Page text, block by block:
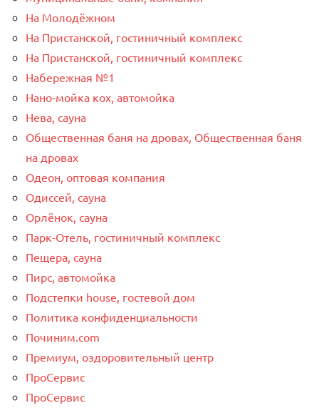
На Молодёжном
На Пристанской, гостиничный комплекс
На Пристанской, гостиничный комплекс
Набережная №1
Нано-мойка кох, автомойка
Нева, сауна
Общественная баня на дровах, Общественная баня
на дровах
Одеон, оптовая компания
Одиссей, сауна
Орлёнок, сауна
Парк-Отель, гостиничный комплекс
Пещера, сауна
Пирс, автомойка
Подстепки house, гостевой дом
Политика конфиденциальности
Починим.com
Премиум, оздоровительный центр
ПроСервис
ПроСервис